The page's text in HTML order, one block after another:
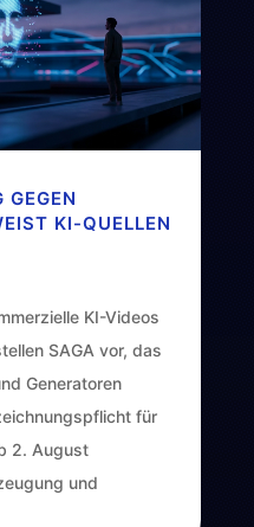
GEGEN
KI-QUELLEN
KI-Videos
SAGA vor, das
Generatoren
für
2. August
und